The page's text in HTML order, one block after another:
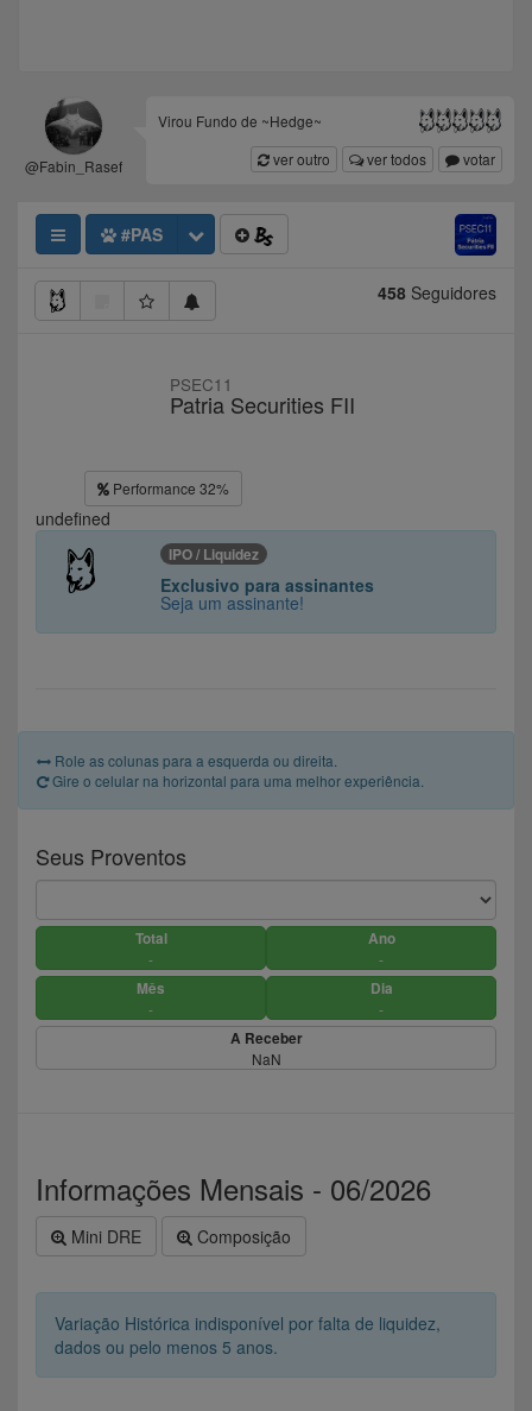
@Fabin_Rasef
Virou Fundo de ~Hedge~
ver outro
ver todos votar
#PAS
458 Seguidores
PSEC11
Patria Securities FII
Performance 32%
undefined
IPO / Liquidez
Exclusivo para assinantes
Seja um assinante!
Role as colunas para a esquerda ou direita.
Gire o celular na horizontal para uma melhor experiência.
Seus Proventos
Total
-
Ano
-
Mês
-
Dia
-
A Receber
NaN
Informações Mensais - 06/2026
Mini DRE Composição
Variação Histórica indisponível por falta de liquidez,
dados ou pelo menos 5 anos.